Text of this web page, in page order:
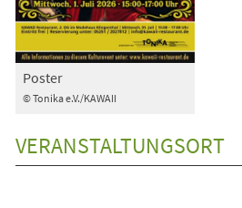
© Tonika e.V./KAWAII
Poster
VERANSTALTUNGSORT